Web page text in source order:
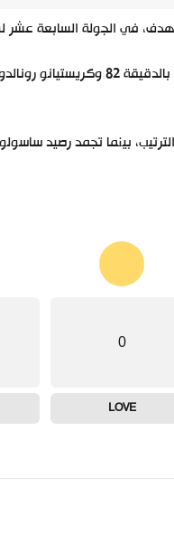
في الجولة السابعة عشر
0
LOVE